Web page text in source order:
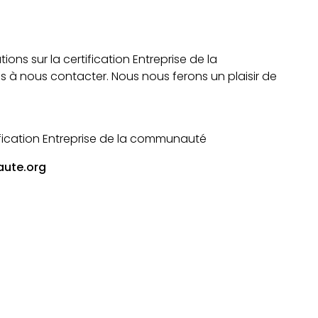
sur la certification Entreprise de la
à nous contacter. Nous nous ferons un plaisir de
Entreprise de la communauté